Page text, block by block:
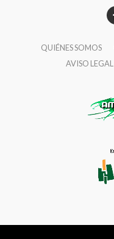
QUIÉNES SOMOS
AVISO LEGAL